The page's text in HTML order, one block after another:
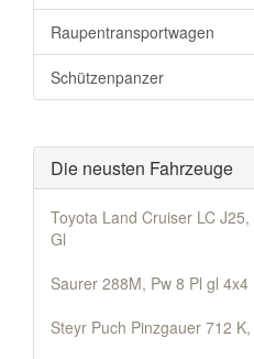
Raupentransportwagen
Schützenpanzer
Die neusten Fahrzeuge
Toyota Land Cruiser LC
Gl
Saurer 288M, Pw 8 Pl gl 4x4
Steyr Puch Pinzgauer 712